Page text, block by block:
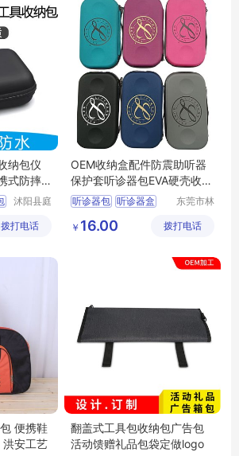
纳包仪
式防摔
沭阳县庭
商务有限
拨打电话
OEM收纳盒配件防震助听器
保护套听诊器包EVA硬壳收纳
包
听诊器包 听诊器盒
听诊器eva包
东莞市林
限公司
￥ 16.00 拨打电话
便携鞋
洪安工艺
翻盖式工具包收纳包广告包
活动馈赠礼品包袋定做logo